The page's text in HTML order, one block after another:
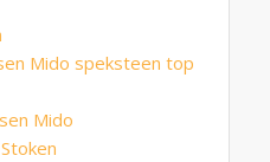
Mido speksteen top
Mido